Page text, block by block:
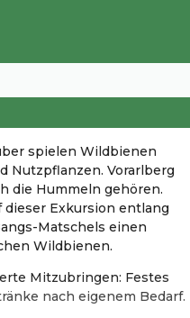
spielen Wildbienen
Nutzpflanzen. Vorarlberg
die Hummeln gehören.
Exkursion entlang
Matschels einen
Wildbienen.
Mitzubringen: Festes
nach eigenem Bedarf.